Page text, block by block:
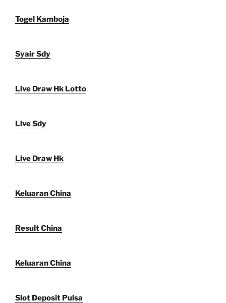
Togel Kamboja
Syair Sdy
Live Draw Hk Lotto
Live Sdy
Live Draw Hk
Keluaran China
Result China
Keluaran China
Slot Deposit Pulsa